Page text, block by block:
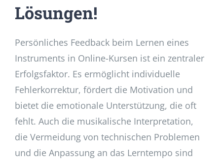
Lösungen!
Persönliches Feedback beim Lernen eines
Instruments in Online-Kursen ist ein zentraler
Erfolgsfaktor. Es ermöglicht individuelle
Fehlerkorrektur, fördert die Motivation und
bietet die emotionale Unterstützung, die oft
fehlt. Auch die musikalische Interpretation,
die Vermeidung von technischen Problemen
und die Anpassung an das Lerntempo sind